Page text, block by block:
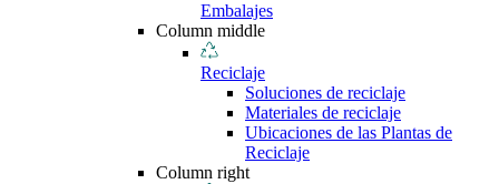
Embalajes
Column middle
Reciclaje
Soluciones de reciclaje
Materiales de reciclaje
Ubicaciones de las Plantas de
Reciclaje
Column right